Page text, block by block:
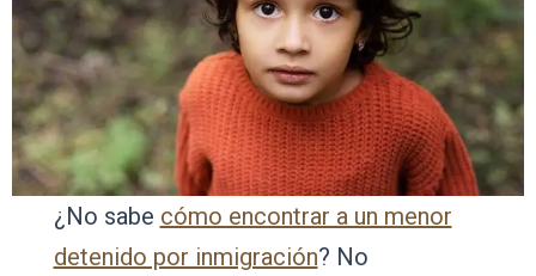
¿No sabe cómo encontrar a un menor
detenido por inmigración? No